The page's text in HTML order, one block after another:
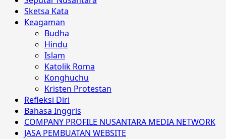
Sketsa Kata
Keagaman
Budha
Hindu
Islam
Katolik Roma
Konghuchu
Kristen Protestan
Refleksi Diri
Bahasa Inggris
COMPANY PROFILE NUSANTARA MEDIA NETWORK
JASA PEMBUATAN WEBSITE